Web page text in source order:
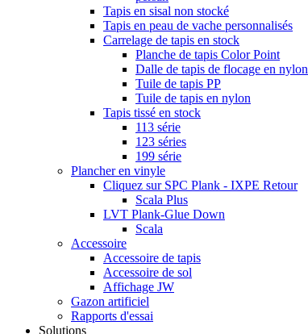
Tapis en sisal non stocké
Tapis en peau de vache personnalisés
Carrelage de tapis en stock
Planche de tapis Color Point
Dalle de tapis de flocage en nylon
Tuile de tapis PP
Tuile de tapis en nylon
Tapis tissé en stock
113 série
123 séries
199 série
Plancher en vinyle
Cliquez sur SPC Plank - IXPE Retour
Scala Plus
LVT Plank-Glue Down
Scala
Accessoire
Accessoire de tapis
Accessoire de sol
Affichage JW
Gazon artificiel
Rapports d'essai
Solutions